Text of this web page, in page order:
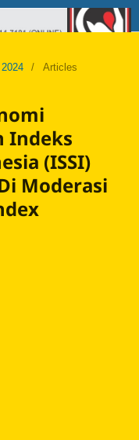
/ Articles
Indeks
(ISSI)
Moderasi